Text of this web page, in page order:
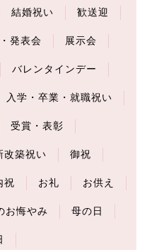
結婚祝い 歓送迎
発表会 展示会
バレンタインデー
入学・卒業・就職祝い
受賞・表彰
改築祝い 御祝
祝 お礼 お供え
お悔やみ 母の日